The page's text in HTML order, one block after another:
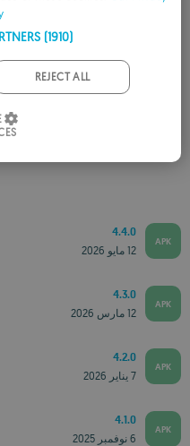
APK
4.4.0
12 مايو 2026
APK
4.3.0
12 مارس 2026
APK
4.2.0
7 يناير 2026
APK
4.1.0
6 نوفمبر 2025
PORTUGUESE
ROMANIAN
(1910) →
REJECT ALL